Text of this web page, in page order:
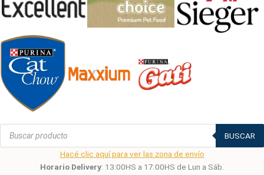
Búsqueda
productos
BUSCAR
Hacé clic aquí para ver las zona de envío
Horario Delivery: 13:00HS a 17:00HS de Lun a Sáb.